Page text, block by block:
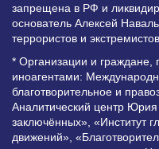
запрещена в РФ и
основатель Алексей
террористов и экстремистов.
* Организации и
иноагентами:
благотворительное и
Аналитический центр
заключённых», «Институт
движений»,